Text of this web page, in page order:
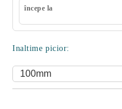
începe la
Inaltime picior: